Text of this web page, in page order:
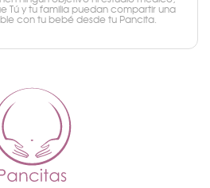
Tú y tu familia puedan compartir una
con tu bebé desde tu Pancita.